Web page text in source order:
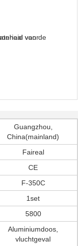
Guangzhou,
China(mainland)
Faireal
CE
F-350C
1set
5800
Aluminiumdoos,
vluchtgeval